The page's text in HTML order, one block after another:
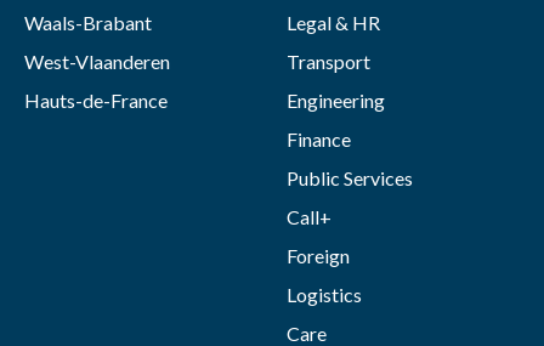
Waals-Brabant
West-Vlaanderen
Hauts-de-France
Legal & HR
Transport
Engineering
Finance
Public Services
Call+
Foreign
Logistics
Care